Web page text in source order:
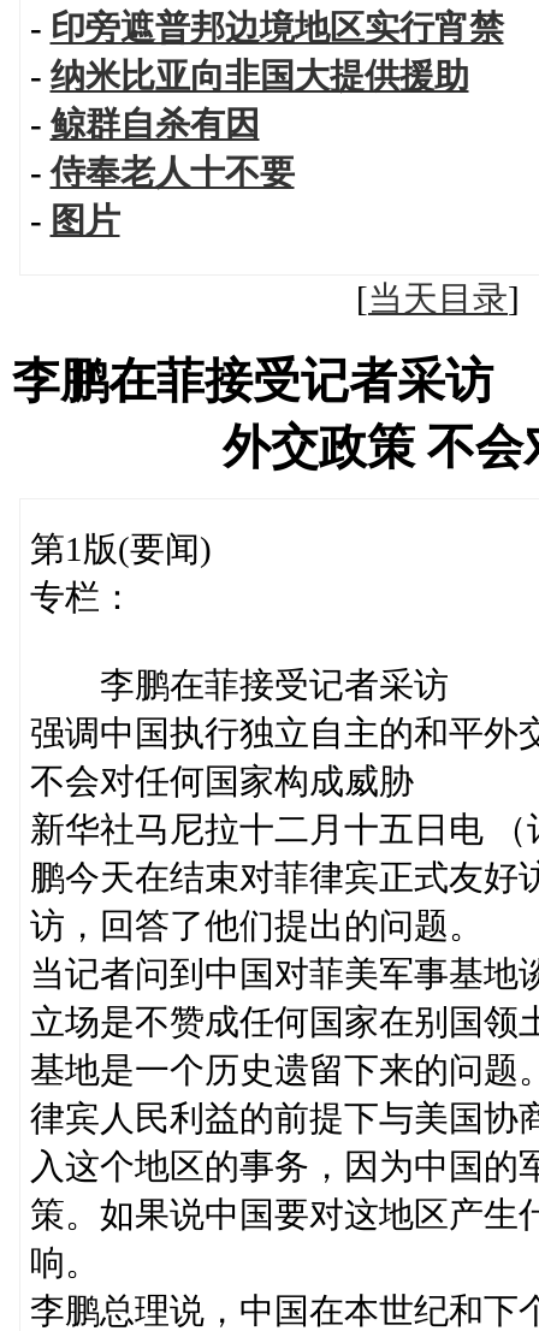
- 印旁遮普邦边境地区实行宵禁
- 纳米比亚向非国大提供援助
- 鲸群自杀有因
-侍奉老人十不要
- 图片
[当天目录
李鹏在菲接受记者采访
外交政策 不
第1版(要闻)
专栏：
李鹏在菲接受记者采访
强调中国执行独立自主的和平外
不会对任何国家构成威胁
新华社马尼拉十二月十五日电
鹏今天在结束对菲律宾正式友好
访，回答了他们提出的问题。
当记者问到中国对菲美军事基地
立场是不赞成任何国家在别国领
基地是一个历史遗留下来的问题
律宾人民利益的前提下与美国协
入这个地区的事务，因为中国
策。如果说中国要对这地区产生
响。
李鹏总理说，中国在本世纪和下